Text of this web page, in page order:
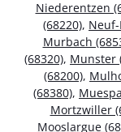
Niederentzen
(68220),
Murbach
(68320), Munster
(68200),
(68380),
Mortzwiller
Mooslargue